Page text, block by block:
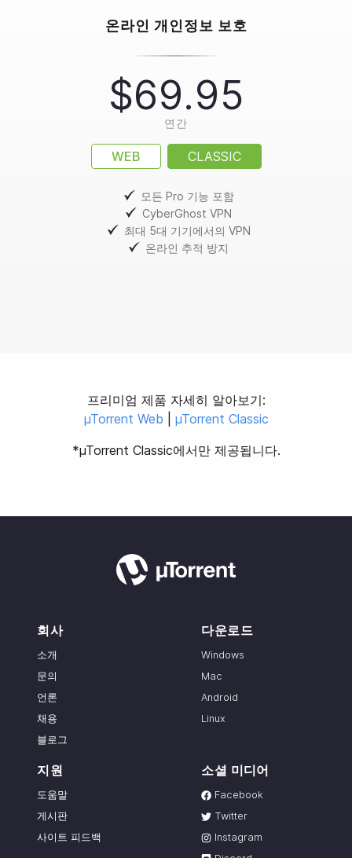
온라인 개인정보 보호
$69.95
연간
WEB CLASSIC
모든 Pro 기능 포함
CyberGhost VPN
최대 5대 기기에서의 VPN
온라인 추적 방지
프리미엄 제품 자세히 알아보기:
µTorrent Web
µTorrent Classic
*µTorrent Classic에서만 제공됩니다.
회사
소개
문의
언론
채용
블로그
다운로드
Windows
Mac
Android
Linux
지원
도움말
게시판
사이트 피드백
소셜 미디어
Facebook
Twitter
Instagram